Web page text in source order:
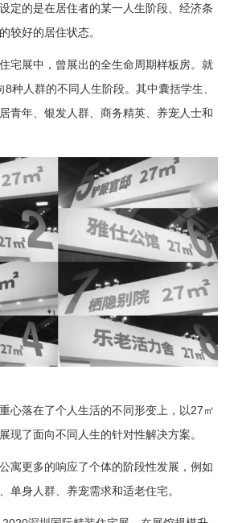
定的是在居住者的某一人生阶段、经济条
较好的居住状态。
宅展中，曾展出的全生命周期样板房。就
种人群的不同人生阶段。其中囊括学生、
青年、银发人群、商务精英、养宠人士和
心落在了个人生活的不同形变上，以27㎡
现了面向不同人生的针对性解决方案。
寓更多的响应了个体的阶段性发展，例如
单身人群、养宠需求和适老住宅。